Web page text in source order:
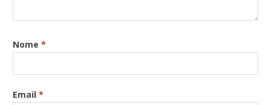
Nome*
Email*